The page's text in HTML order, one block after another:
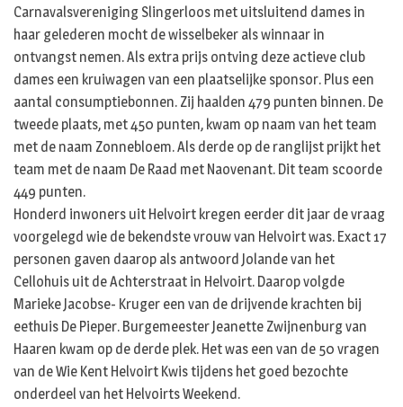
Carnavalsvereniging Slingerloos met uitsluitend dames in
haar gelederen mocht de wisselbeker als winnaar in
ontvangst nemen. Als extra prijs ontving deze actieve club
dames een kruiwagen van een plaatselijke sponsor. Plus een
aantal consumptiebonnen. Zij haalden 479 punten binnen. De
tweede plaats, met 450 punten, kwam op naam van het team
met de naam Zonnebloem. Als derde op de ranglijst prijkt het
team met de naam De Raad met Naovenant. Dit team scoorde
449 punten.
Honderd inwoners uit Helvoirt kregen eerder dit jaar de vraag
voorgelegd wie de bekendste vrouw van Helvoirt was. Exact 17
personen gaven daarop als antwoord Jolande van het
Cellohuis uit de Achterstraat in Helvoirt. Daarop volgde
Marieke Jacobse- Kruger een van de drijvende krachten bij
eethuis De Pieper. Burgemeester Jeanette Zwijnenburg van
Haaren kwam op de derde plek. Het was een van de 50 vragen
van de Wie Kent Helvoirt Kwis tijdens het goed bezochte
onderdeel van het Helvoirts Weekend.